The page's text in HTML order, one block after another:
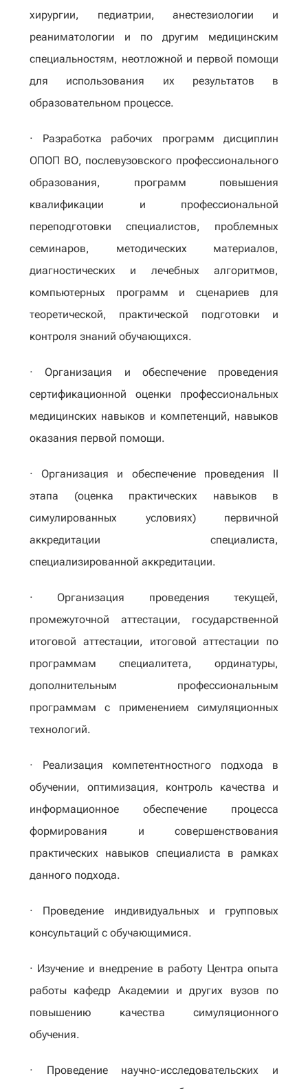
хирургии, педиатрии, анестезиологии и
реаниматологии и по другим медицинским
специальностям, неотложной и первой помощи
для использования их результатов в
образовательном процессе.
· Разработка рабочих программ дисциплин
ОПОП ВО, послевузовского профессионального
образования, программ повышения
квалификации и профессиональной
переподготовки специалистов, проблемных
семинаров, методических материалов,
диагностических и лечебных алгоритмов,
компьютерных программ и сценариев для
теоретической, практической подготовки и
контроля знаний обучающихся.
· Организация и обеспечение проведения
сертификационной оценки профессиональных
медицинских навыков и компетенций, навыков
оказания первой помощи.
· Организация и обеспечение проведения II
этапа (оценка практических навыков в
симулированных условиях) первичной
аккредитации специалиста,
специализированной аккредитации.
· Организация проведения текущей,
промежуточной аттестации, государственной
итоговой аттестации, итоговой аттестации по
программам специалитета, ординатуры,
дополнительным профессиональным
программам с применением симуляционных
технологий.
· Реализация компетентностного подхода в
обучении, оптимизация, контроль качества и
информационное обеспечение процесса
формирования и совершенствования
практических навыков специалиста в рамках
данного подхода.
· Проведение индивидуальных и групповых
консультаций с обучающимися.
· Изучение и внедрение в работу Центра опыта
работы кафедр Академии и других вузов по
повышению качества симуляционного
обучения.
· Проведение научно-исследовательских и